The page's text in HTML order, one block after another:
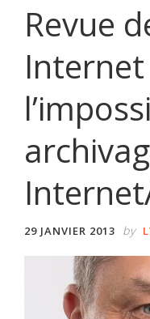
Revue
Internet
29 JANVIER 2013 by